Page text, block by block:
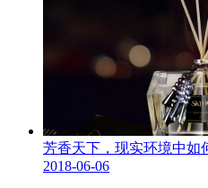
芳香天下，现实环境中如
2018-06-06